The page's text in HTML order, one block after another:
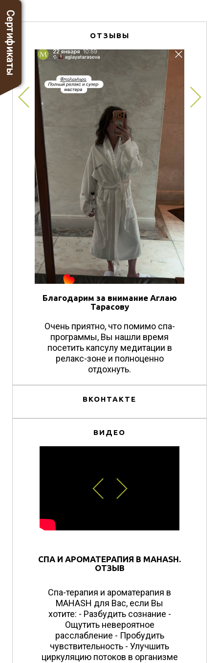
ОТЗЫВЫ
Благодарим за внимание Аглаю
Тарасову
Очень приятно, что помимо спа-
программы, Вы нашли время
посетить капсулу медитации в
релакс-зоне и полноценно
отдохнуть.
ВКОНТАКТЕ
ВИДЕО
СПА И АРОМАТЕРАПИЯ В MAHASH.
ОТЗЫВ
Спа-терапия и ароматерапия в
MAHASH для Вас, если Вы
хотите: - Разбудить сознание -
Ощутить невероятное
расслабление - Пробудить
чувствительность - Улучшить
циркуляцию потоков в организме
Сертификаты